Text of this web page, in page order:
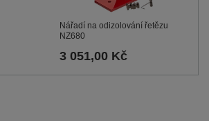
Nářadí na odizolování řetězu
NZ680
3 051,00 Kč